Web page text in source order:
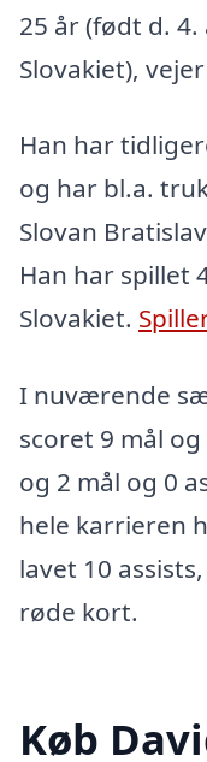
25 år (født d. 4.
Slovakiet),
Han har
og har bl.a.
Slovan
Han har spillet
Slovakiet.
I nuværende
scoret 9 mål
og 2 mål og 0
hele karrieren
lavet 10
røde kort.
Køb